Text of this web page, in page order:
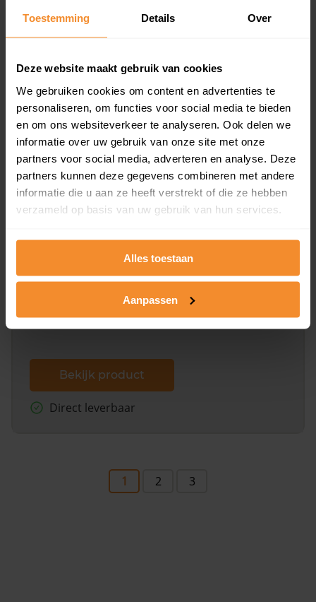
Toestemming Details Over
Deze website maakt gebruik van cookies
We gebruiken cookies om content en advertenties te
personaliseren, om functies voor social media te bieden
en om ons websiteverkeer te analyseren. Ook delen we
informatie over uw gebruik van onze site met onze
partners voor social media, adverteren en analyse. Deze
partners kunnen deze gegevens combineren met andere
informatie die u aan ze heeft verstrekt of die ze hebben
verzameld op basis van uw gebruik van hun services.
Alles toestaan
Aanpassen
Een overzicht van alle verkochte woningen (koopsom
en koopdatum) binnen een postcodegebied. Dit
Bekijk product
Direct leverbaar
Een uitgebreid overzicht van het perceel en
dit inclusief de luchtfoto!
Bekijk product
Direct leverbaar
1 2 3